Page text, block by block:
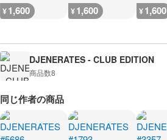
¥1,600 ¥1,600 ¥1,600
DJENERATES - CLUB EDITION
商品数8
同じ作者の商品